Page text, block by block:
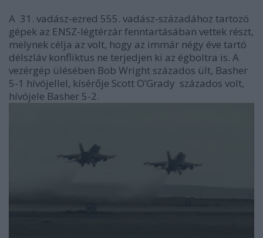
A 31. vadász-ezred 555. vadász-századához tartozó
gépek az ENSZ-légtérzár fenntartásában vettek részt,
melynek célja az volt, hogy az immár négy éve tartó
délszláv konfliktus ne terjedjen ki az égboltra is. A
vezérgép ülésében Bob Wright százados ült, Basher
5-1 hívójellel, kísérője Scott O’Grady százados volt,
hívójele Basher 5-2.